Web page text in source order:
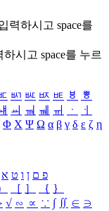
력하시고 space를
하시고 space를 누르
ㅴ ㅵ ㅶ ㅷ ㅸ
ㅹ
ㆉ ㆊ ㆋ ㆌ ㆍ
ㆎ
Φ Χ Ψ Ω α β γ δ ε ζ η
פ ם ן ו ט א
［ ］ ｛ ｝
√ ∽ ∝ ∵ ∫ ∬ ∈ ∋